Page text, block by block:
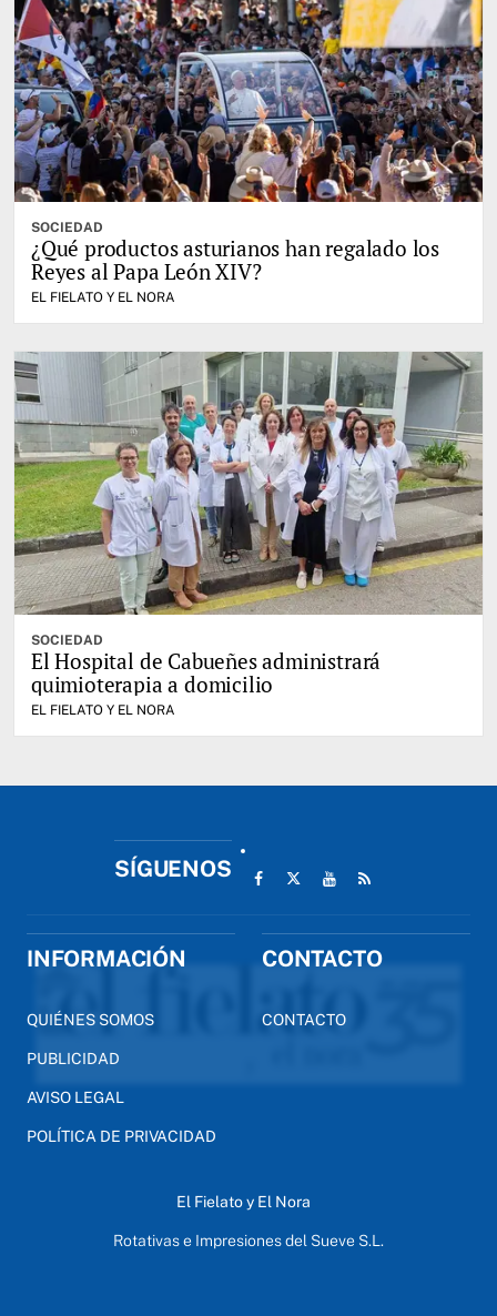
SOCIEDAD
¿Qué productos asturianos han regalado los
Reyes al Papa León XIV?
EL FIELATO Y EL NORA
SOCIEDAD
El Hospital de Cabueñes administrará
quimioterapia a domicilio
EL FIELATO Y EL NORA
SÍGUENOS
INFORMACIÓN
QUIÉNES SOMOS
PUBLICIDAD
AVISO LEGAL
POLÍTICA DE PRIVACIDAD
CONTACTO
CONTACTO
El Fielato y El Nora
Rotativas e Impresiones del Sueve S.L.